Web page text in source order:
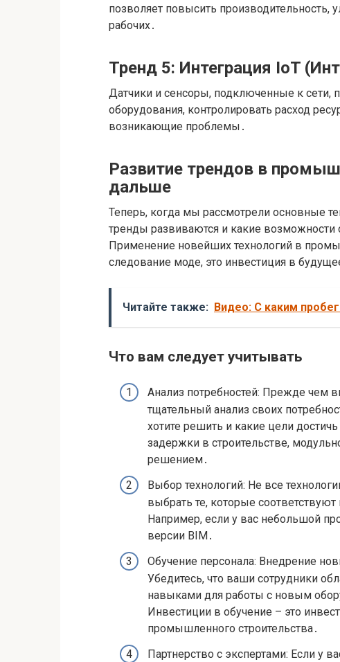
позволяет повысить производительность,
рабочих․
Тренд 5: Интеграция IoT
Датчики и сенсоры, подключенные к сети,
оборудования, контролировать расход
возникающие проблемы․
Развитие трендов в
дальше
Теперь, когда мы рассмотрели основные
тренды развиваются и какие
Применение новейших технологий в
следование моде, это инвестиция в
Читайте также: Видео: С каким
Что вам следует учитывать
Анализ потребностей: Прежде чем
тщательный анализ своих
хотите решить и какие цели
задержки в строительстве,
решением․
Выбор технологий: Не все
выбрать те, которые
Например, если у вас небольшой
версии BIM․
Обучение персонала: Внедрение
Убедитесь, что ваши сотрудники
навыками для работы с новым
Инвестиции в обучение – это
промышленного строительства․
Партнерство с экспертами: Если у